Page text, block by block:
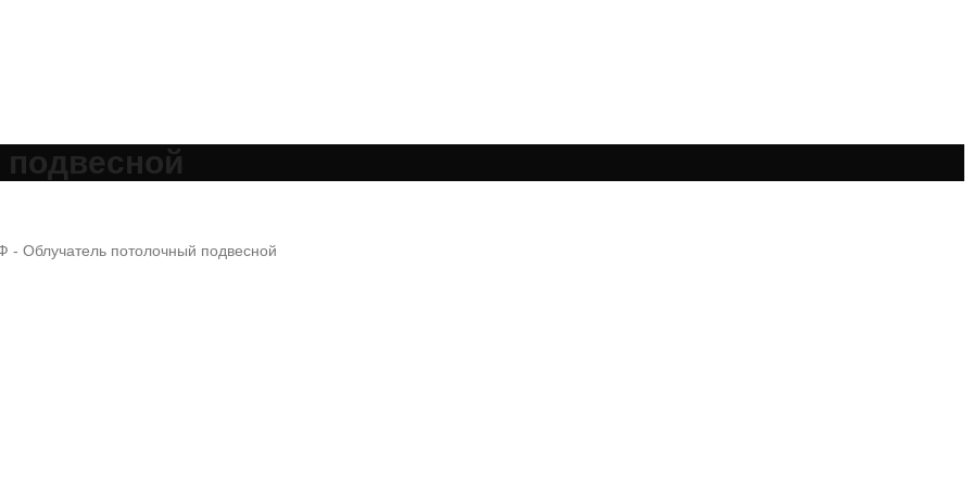
- Облучатель потолочный подвесной